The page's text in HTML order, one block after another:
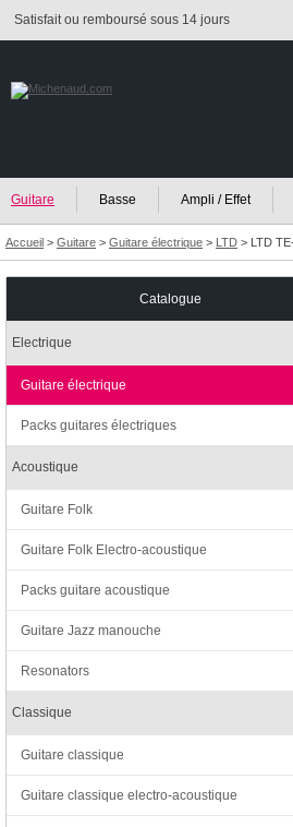
Satisfait ou remboursé sous 14 jours
Guitare Basse Ampli / Effet
Accueil > Guitare > Guitare électrique > LTD > LTD
Catalogue
Electrique
Guitare électrique
Packs guitares électriques
Acoustique
Guitare Folk
Guitare Folk Electro-acoustique
Packs guitare acoustique
Guitare Jazz manouche
Resonators
Classique
Guitare classique
Guitare classique electro-acoustique